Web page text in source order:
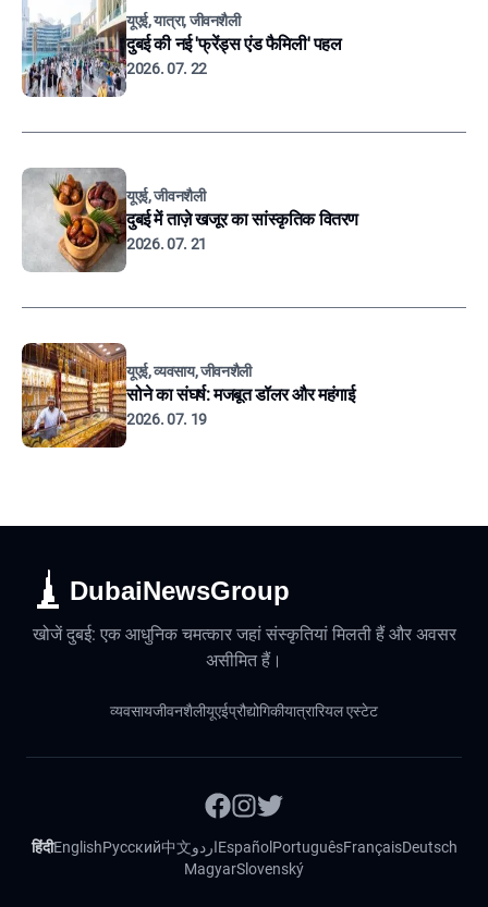
यूएई, यात्रा, जीवनशैली
दुबई की नई 'फ्रेंड्स एंड फैमिली' पहल
2026. 07. 22
यूएई, जीवनशैली
दुबई में ताज़े खजूर का सांस्कृतिक वितरण
2026. 07. 21
यूएई, व्यवसाय, जीवनशैली
सोने का संघर्ष: मजबूत डॉलर और महंगाई
2026. 07. 19
DubaiNewsGroup
खोजें दुबई: एक आधुनिक चमत्कार जहां संस्कृतियां मिलती हैं और अवसर
असीमित हैं।
व्यवसायजीवनशैलीयूएईप्रौद्योगिकीयात्रारियल एस्टेट
हिंदीEnglishРусский中文اردوEspañol PortuguêsFrançaisDeutsch
MagyarSlovenský